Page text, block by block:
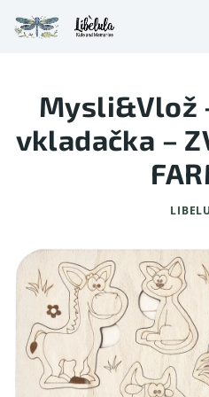
na
obsah
Mysli&Vlož
vkladačka –